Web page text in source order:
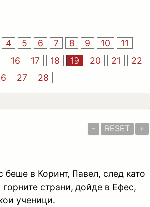
4 5 6 7 8 9 10
11
16 17 18 19 20 21
22
27 28
- RESET +
беше в Коринт, Павел, след като
страни, дойде в Ефес,
ученици.